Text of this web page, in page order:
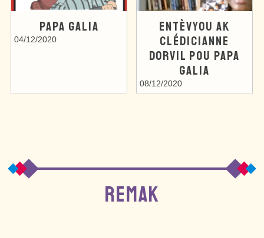
PAPA GALIA
04/12/2020
ENTÈVYOU AK
CLÉDICIANNE
DORVIL POU PAPA
GALIA
08/12/2020
REMAK